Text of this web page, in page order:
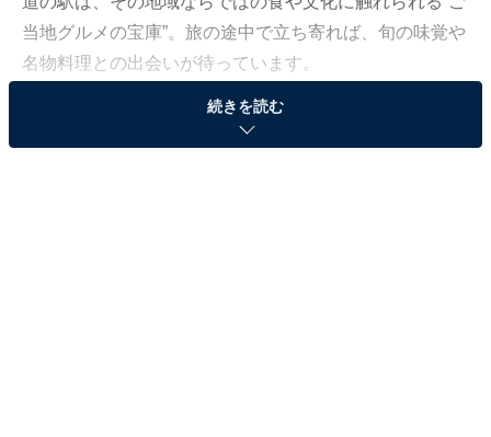
当地グルメの宝庫”。旅の途中で立ち寄れば、旬の味覚や
名物料理との出会いが待っています。
All About ニュース編集部では、2025年8月7〜8日の期
続きを読む